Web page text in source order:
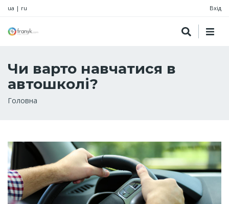
ua | ru Вхід
Чи варто навчатися в
автошколі?
Рядок
Головна